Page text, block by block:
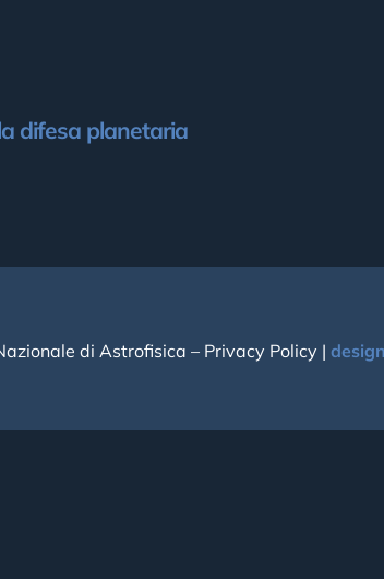
difesa planetaria
di Astrofisica – Privacy Policy |